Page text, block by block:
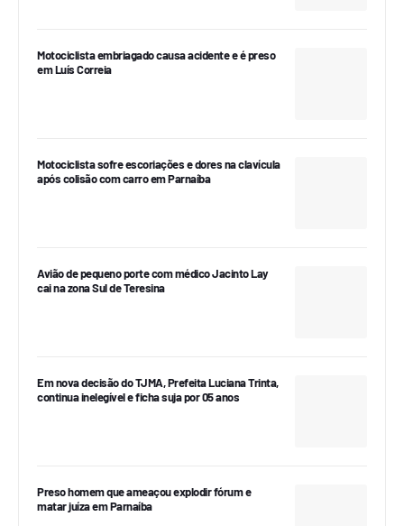
Motociclista embriagado causa acidente e é preso
em Luís Correia
Motociclista sofre escoriações e dores na clavícula
após colisão com carro em Parnaíba
Avião de pequeno porte com médico Jacinto Lay
cai na zona Sul de Teresina
Em nova decisão do TJMA, Prefeita Luciana Trinta,
continua inelegível e ficha suja por 05 anos
Preso homem que ameaçou explodir fórum e
matar juíza em Parnaíba